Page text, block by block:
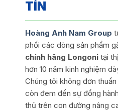
TÍN
Hoàng Anh Nam Group
phối các dòng sản phẩm
chính hãng Longonitại
hơn 10 năm kinh nghiệm
Chúng tôi không đơn
còn đem đến sự đồng
thủ trên con đường nâng